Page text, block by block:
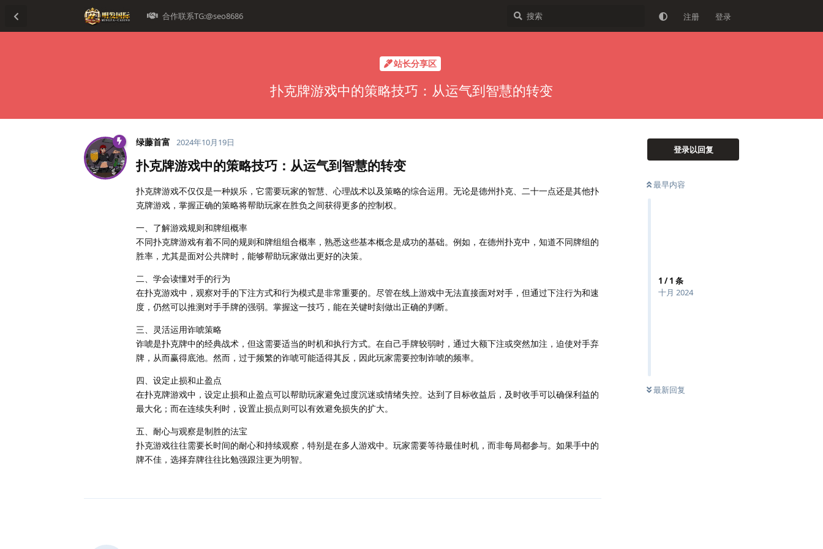
合作联系TG:@seo8686 注册 登录
站长分享区
扑克牌游戏中的策略技巧：从运气到智慧的转变
登录以回复
最早内容
1 /1 条
十月 2024
最新回复
绿藤首富 2024年10月19日
扑克牌游戏中的策略技巧：从运气到智慧的转变
扑克牌游戏不仅仅是一种娱乐，它需要玩家的智慧、心理战术以及策略的综合运用。无论是德州扑克、二十一点还是其他扑
克牌游戏，掌握正确的策略将帮助玩家在胜负之间获得更多的控制权。
一、了解游戏规则和牌组概率
不同扑克牌游戏有着不同的规则和牌组组合概率，熟悉这些基本概念是成功的基础。例如，在德州扑克中，知道不同牌组的
胜率，尤其是面对公共牌时，能够帮助玩家做出更好的决策。
二、学会读懂对手的行为
在扑克游戏中，观察对手的下注方式和行为模式是非常重要的。尽管在线上游戏中无法直接面对对手，但通过下注行为和速
度，仍然可以推测对手手牌的强弱。掌握这一技巧，能在关键时刻做出正确的判断。
三、灵活运用诈唬策略
诈唬是扑克牌中的经典战术，但这需要适当的时机和执行方式。在自己手牌较弱时，通过大额下注或突然加注，迫使对手弃
牌，从而赢得底池。然而，过于频繁的诈唬可能适得其反，因此玩家需要控制诈唬的频率。
四、设定止损和止盈点
在扑克牌游戏中，设定止损和止盈点可以帮助玩家避免过度沉迷或情绪失控。达到了目标收益后，及时收手可以确保利益的
最大化；而在连续失利时，设置止损点则可以有效避免损失的扩大。
五、耐心与观察是制胜的法宝
扑克游戏往往需要长时间的耐心和持续观察，特别是在多人游戏中。玩家需要等待最佳时机，而非每局都参与。如果手中的
牌不佳，选择弃牌往往比勉强跟注更为明智。